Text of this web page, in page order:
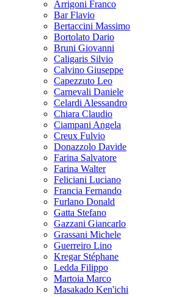
Arrigoni Franco
Bar Flavio
Bertaccini Massimo
Bortolato Dario
Bruni Giovanni
Caligaris Silvio
Calvino Giuseppe
Capezzuto Leo
Carnevali Daniele
Celardi Alessandro
Chiara Claudio
Ciampani Angela
Creux Fulvio
Donazzolo Davide
Farina Salvatore
Farina Walter
Feliciani Luciano
Francia Fernando
Furlano Donald
Gatta Stefano
Gazzani Giancarlo
Grassani Michele
Guerreiro Lino
Kregar Stéphane
Ledda Filippo
Martoia Marco
Masakado Ken'ichi